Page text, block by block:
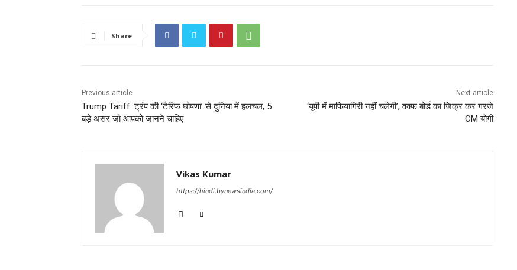
Share
Previous article
Trump Tariff: ट्रंप की ‘टैरिफ घोषणा’ से दुनिया में हलचल, 5
बड़े असर जो आपको जानने चाहिए
Next article
‘यूपी में माफियागिरी नहीं चलेगी’, वक्फ बोर्ड का जिक्र कर गरजे
CM योगी
Vikas Kumar
https://hindi.bynewsindia.com/